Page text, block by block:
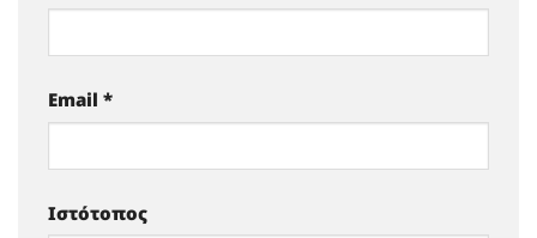
Email *
Ιστότοπος